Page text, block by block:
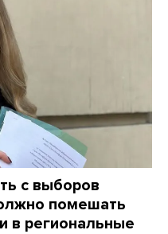
с выборов
помешать
в региональные